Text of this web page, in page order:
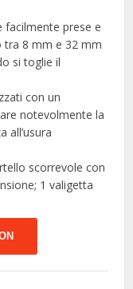
facilmente prese e
tra 8 mm e 32 mm
si toglie il
con un
notevolmente la
all’usura
scorrevole con
1 valigetta